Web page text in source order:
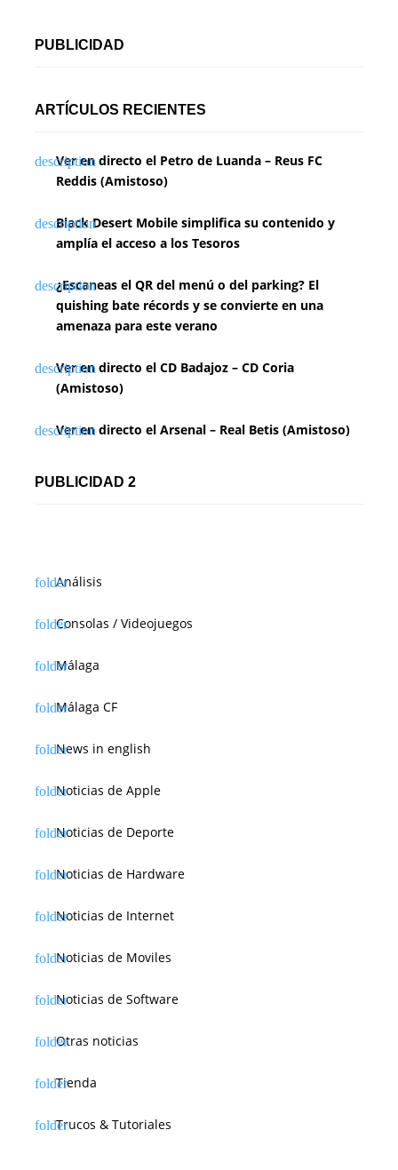
PUBLICIDAD
ARTÍCULOS RECIENTES
Ver en directo el Petro de Luanda – Reus FC
Reddis (Amistoso)
Black Desert Mobile simplifica su contenido y
amplía el acceso a los Tesoros
¿Escaneas el QR del menú o del parking? El
quishing bate récords y se convierte en una
amenaza para este verano
Ver en directo el CD Badajoz – CD Coria
(Amistoso)
Ver en directo el Arsenal – Real Betis (Amistoso)
PUBLICIDAD 2
Análisis
Consolas / Videojuegos
Málaga
Málaga CF
News in english
Noticias de Apple
Noticias de Deporte
Noticias de Hardware
Noticias de Internet
Noticias de Moviles
Noticias de Software
Otras noticias
Tienda
Trucos & Tutoriales